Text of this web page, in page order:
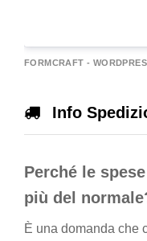
n
a
FORMCRAFT -
Info
Perché le
più del
È una domanda che